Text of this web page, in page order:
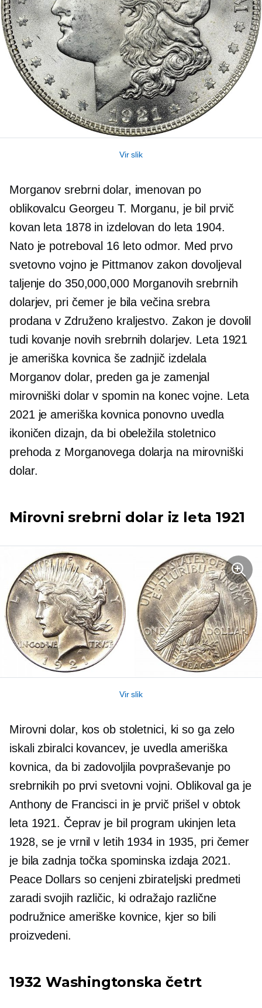
Vir slik
Morganov srebrni dolar, imenovan po
oblikovalcu Georgeu T. Morganu, je bil prvič
kovan leta 1878 in izdelovan do leta 1904.
Nato je potreboval 16 letoodmor. Med prvo
svetovno vojno je Pittmanov zakon dovoljeval
taljenje do 350,000,000 Morganovih srebrnih
dolarjev, pri čemer je bila večina srebra
prodana v Združeno kraljestvo. Zakon je dovolil
tudi kovanje novih srebrnih dolarjev. Leta 1921
je ameriška kovnica še zadnjič izdelala
Morganov dolar, preden ga je zamenjal
mirovniški dolar v spomin na konec vojne. Leta
2021 je ameriška kovnica ponovno uvedla
ikoničen dizajn, da bi obeležila stoletnico
prehoda z Morganovega dolarja na mirovniški
dolar.
Mirovni srebrni dolar iz leta 1921
Vir slik
Mirovni dolar, kos ob stoletnici, ki so ga zelo
iskali zbiralci kovancev, je uvedla ameriška
kovnica, da bi zadovoljila povpraševanje po
srebrnikih po prvi svetovni vojni. Oblikoval ga je
Anthony de Francisci in je prvič prišel v obtok
leta 1921. Čeprav je bil program ukinjen leta
1928, se je vrnil v letih 1934 in 1935, pri čemer
je bila zadnja točka spominska izdaja 2021.
Peace Dollars so cenjeni zbirateljski predmeti
zaradi svojih različic, ki odražajo različne
podružnice ameriške kovnice, kjer so bili
proizvedeni.
1932 Washingtonska četrt